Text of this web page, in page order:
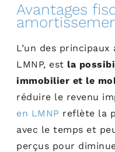
Avantages
L’un des
LMNP, est la
immobilier et le
réduire le revenu
en LMNP reflète la
avec le temps et
perçus pour